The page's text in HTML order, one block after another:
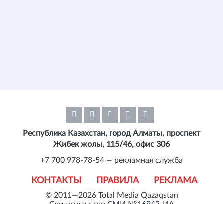
© 2011—2026 Total Media Qazaqstan
КОНТАКТЫ ПРАВИЛА РЕКЛАМА
Республика Казахстан, город Алматы, проспект
Жибек жолы, 115/46, офис 306
+7 700 978-78-54 — рекламная служба